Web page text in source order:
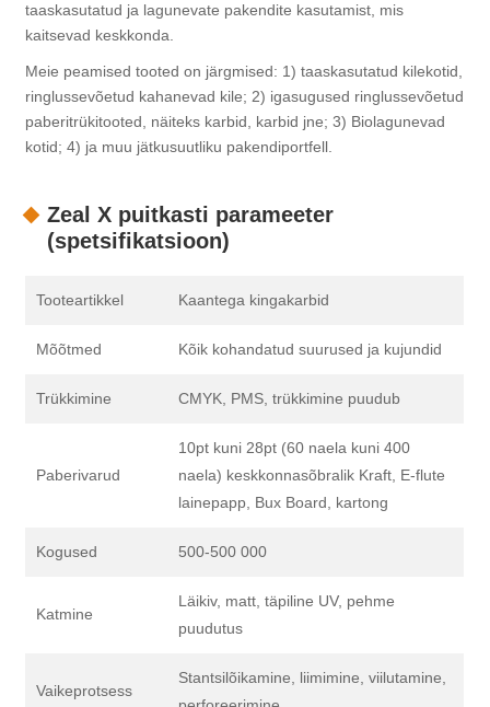
taaskasutatud ja lagunevate pakendite kasutamist, mis
kaitsevad keskkonda.
Meie peamised tooted on järgmised: 1) taaskasutatud kilekotid,
ringlussevõetud kahanevad kile; 2) igasugused ringlussevõetud
paberitrükitooted, näiteks karbid, karbid jne; 3) Biolagunevad
kotid; 4) ja muu jätkusuutliku pakendiportfell.
Zeal X puitkasti parameeter
(spetsifikatsioon)
Tooteartikkel Kaantega kingakarbid
Mõõtmed Kõik kohandatud suurused ja kujundid
Trükkimine CMYK, PMS, trükkimine puudub
Paberivarud
10pt kuni 28pt (60 naela kuni 400
naela) keskkonnasõbralik Kraft, E-flute
lainepapp, Bux Board, kartong
Kogused 500-500 000
Katmine
Läikiv, matt, täpiline UV, pehme
puudutus
Vaikeprotsess
Stantsilõikamine, liimimine, viilutamine,